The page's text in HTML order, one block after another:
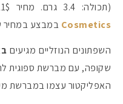
(תכולה: 3.4 גרם. מחיר 11$. רכשתי
Cosmetics במבצע במחיר של 8.5$, כ-33
השפתונים הנוזליים מגיעים
שקופה, עם מברשת ספוגית
האפליקטור עצמו במברשת